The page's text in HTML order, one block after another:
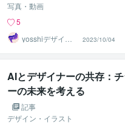
写真・動画
5
yosshiデザイナ
ーズ
2023/10/04
AIとデザイナーの共存：
ーの未来を考える
記事
デザイン・イラスト